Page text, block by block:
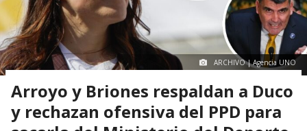
ARCHIVO | Agencia UNO
Arroyo y Briones respaldan a Duco
y rechazan ofensiva del PPD para